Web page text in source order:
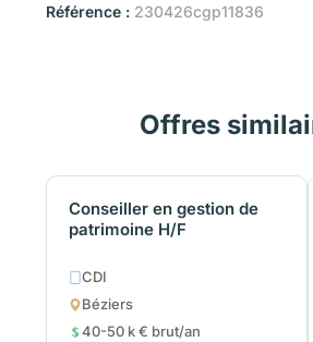
Référence : 230426cgp11836
Offres
Conseiller en gestion de
patrimoine H/F
CDI
Béziers
40-50 k € brut/an